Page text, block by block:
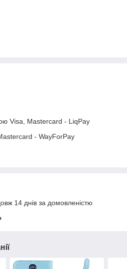
Visa, Mastercard - LiqPay
- WayForPay
14 днів за домовленістю